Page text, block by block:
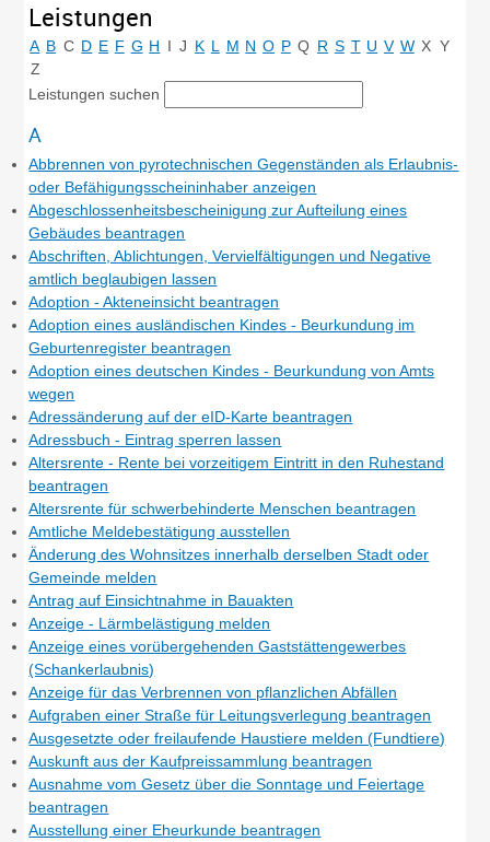
Leistungen
A B C D E F G H I J K L M N O P Q R S T U V W X Y
Z
Leistungen suchen
A
Abbrennen von pyrotechnischen Gegenständen als Erlaubnis-
oder Befähigungsscheininhaber anzeigen
Abgeschlossenheitsbescheinigung zur Aufteilung eines
Gebäudes beantragen
Abschriften, Ablichtungen, Vervielfältigungen und Negative
amtlich beglaubigen lassen
Adoption - Akteneinsicht beantragen
Adoption eines ausländischen Kindes - Beurkundung im
Geburtenregister beantragen
Adoption eines deutschen Kindes - Beurkundung von Amts
wegen
Adressänderung auf der eID-Karte beantragen
Adressbuch - Eintrag sperren lassen
Altersrente - Rente bei vorzeitigem Eintritt in den Ruhestand
beantragen
Altersrente für schwerbehinderte Menschen beantragen
Amtliche Meldebestätigung ausstellen
Änderung des Wohnsitzes innerhalb derselben Stadt oder
Gemeinde melden
Antrag auf Einsichtnahme in Bauakten
Anzeige - Lärmbelästigung melden
Anzeige eines vorübergehenden Gaststättengewerbes
(Schankerlaubnis)
Anzeige für das Verbrennen von pflanzlichen Abfällen
Aufgraben einer Straße für Leitungsverlegung beantragen
Ausgesetzte oder freilaufende Haustiere melden (Fundtiere)
Auskunft aus der Kaufpreissammlung beantragen
Ausnahme vom Gesetz über die Sonntage und Feiertage
beantragen
Ausstellung einer Eheurkunde beantragen